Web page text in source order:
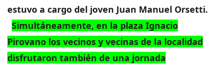
estuvo a cargo del joven Juan Manuel Orsetti.
Simultáneamente, en la plaza Ignacio
Pirovano los vecinos y vecinas de la localidad
disfrutaron también de una jornada